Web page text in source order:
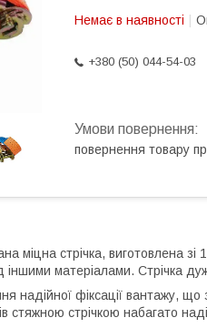
Немає в наявності
+380 (50) 044-54-03
повернення товару
міцна стрічка, виготовлена
матеріалами. Стрічка
надійної фіксації вантажу, що
стяжною стрічкою набагато